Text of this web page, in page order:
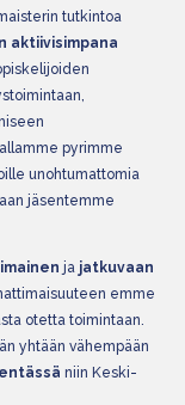
tutkintoa
aktiivisimpana
pyrimme
unohtumattomia
jäsentemme
ja jatkuvaan
emme
otetta toimintaan.
yhtään vähempään
niin Keski-